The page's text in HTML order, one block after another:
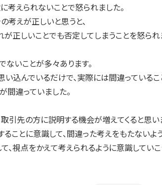
考えられないことで怒られました。
考えが正しいと思うと、
が正しいことでも否定してしまうことを怒られ
ないことが多々あります。
い込んでいるだけで、実際には間違っているこ
間違っていました。
引先の方に説明する機会が増えてくると思い
ことに意識して、間違った考えをもたないよ
、視点をかえて考えられるように意識していこ